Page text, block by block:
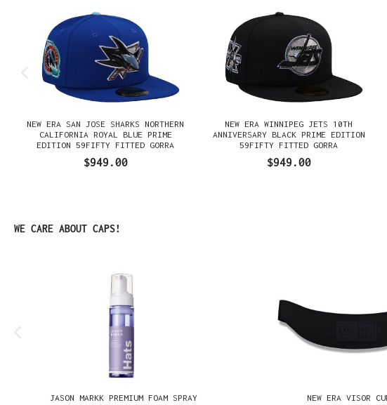
NEW ERA SAN JOSE SHARKS NORTHERN
CALIFORNIA ROYAL BLUE PRIME
EDITION 59FIFTY FITTED GORRA
$949.00
NEW ERA WINNIPEG JETS 10TH
ANNIVERSARY BLACK PRIME EDITION
59FIFTY FITTED GORRA
$949.00
Omitir la galería de productos
WE CARE ABOUT CAPS!
JASON MARKK PREMIUM FOAM SPRAY NEW ERA VISOR